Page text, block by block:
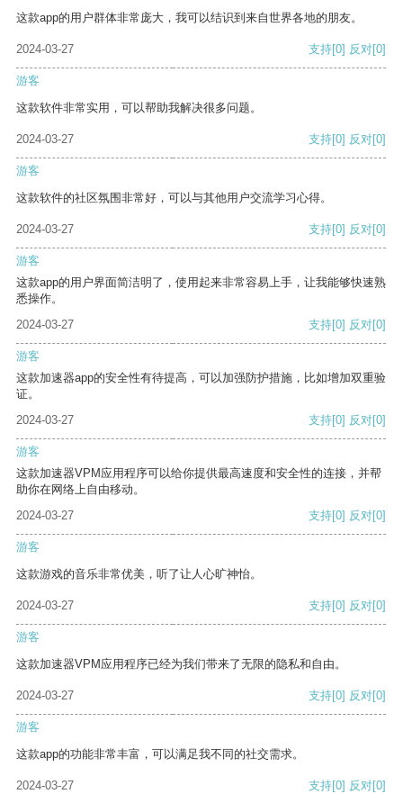
这款app的用户群体非常庞大，我可以结识到来自世界各地的朋友。
2024-03-27 支持[0] 反对[0]
游客
这款软件非常实用，可以帮助我解决很多问题。
2024-03-27 支持[0] 反对[0]
游客
这款软件的社区氛围非常好，可以与其他用户交流学习心得。
2024-03-27 支持[0] 反对[0]
游客
这款app的用户界面简洁明了，使用起来非常容易上手，让我能够快速熟
悉操作。
2024-03-27
支持[0] 反对[0]
游客
这款加速器app的安全性有待提高，可以加强防护措施，比如增加双重验
证。
2024-03-27
支持[0] 反对[0]
游客
这款加速器VPM应用程序可以给你提供最高速度和安全性的连接，并帮
助你在网络上自由移动。
2024-03-27
支持[0] 反对[0]
游客
这款游戏的音乐非常优美，听了让人心旷神怡。
2024-03-27 支持[0] 反对[0]
游客
这款加速器VPM应用程序已经为我们带来了无限的隐私和自由。
2024-03-27 支持[0] 反对[0]
游客
这款app的功能非常丰富，可以满足我不同的社交需求。
2024-03-27 支持[0] 反对[0]